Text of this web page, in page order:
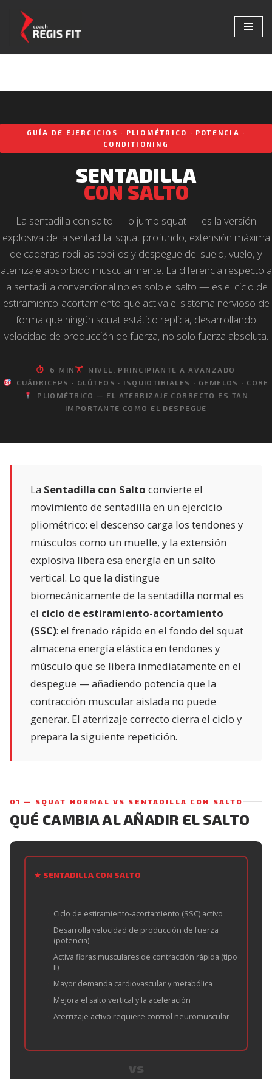
Saltar
GUÍA DE EJERCICIOS · PLIOMÉTRICO · POTENCIA ·
CONDITIONING
SENTADILLA
CON SALTO
La sentadilla con salto — o jump squat — es la versión
explosiva de la sentadilla: squat profundo, extensión máxima
de caderas-rodillas-tobillos y despegue del suelo, vuelo, y
aterrizaje absorbido muscularmente. La diferencia respecto a
la sentadilla convencional no es solo el salto — es el ciclo de
estiramiento-acortamiento que activa el sistema nervioso de
forma que ningún squat estático replica, desarrollando
velocidad de producción de fuerza, no solo fuerza absoluta.
⏱ 6 MIN 🏋️
NIVEL: PRINCIPIANTE A AVANZADO
CUÁDRICEPS · GLÚTEOS · ISQUIOTIBIALES · GEMELOS · CORE
PLIOMÉTRICO — EL ATERRIZAJE CORRECTO ES TAN
IMPORTANTE COMO EL DESPEGUE
La Sentadilla con Salto convierte el
movimiento de sentadilla en un ejercicio
pliométrico: el descenso carga los tendones y
músculos como un muelle, y la extensión
explosiva libera esa energía en un salto
vertical. Lo que la distingue
biomecánicamente de la sentadilla normal es
el ciclo de estiramiento-acortamiento
(SSC): el frenado rápido en el fondo del squat
almacena energía elástica en tendones y
músculo que se libera inmediatamente en el
despegue — añadiendo potencia que la
contracción muscular aislada no puede
generar. El aterrizaje correcto cierra el ciclo y
prepara la siguiente repetición.
01 — SQUAT NORMAL VS SENTADILLA CON SALTO
QUÉ CAMBIA AL AÑADIR EL SALTO
★ SENTADILLA CON SALTO
Ciclo de estiramiento-acortamiento (SSC) activo
Desarrolla velocidad de producción de fuerza
(potencia)
Activa fibras musculares de contracción rápida (tipo
II)
Mayor demanda cardiovascular y metabólica
Mejora el salto vertical y la aceleración
Aterrizaje activo requiere control neuromuscular
vs